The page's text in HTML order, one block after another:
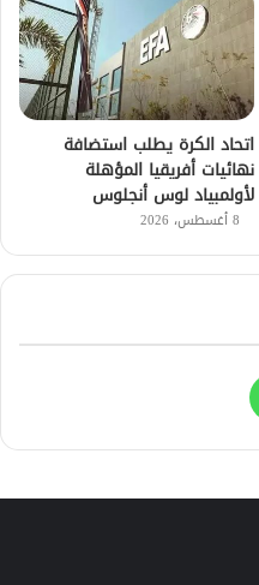
اتحاد الكرة يطلب استضافة
نهائيات أفريقيا المؤهلة
لأولمبياد لوس أنجلوس
8 أغسطس، 2026
واتساب